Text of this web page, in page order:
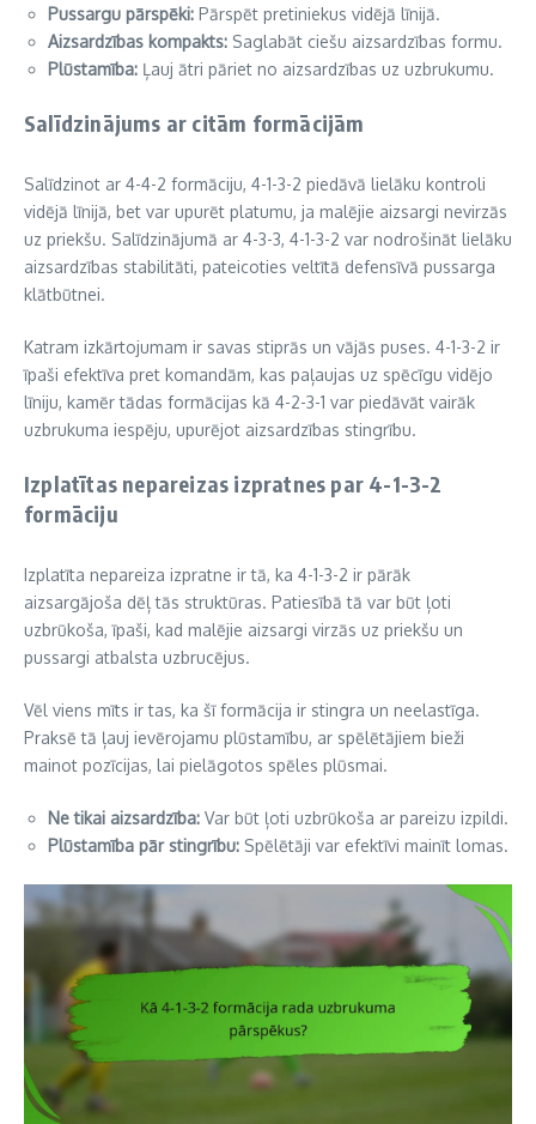
Pussargu pārspēki: Pārspēt pretiniekus vidējā līnijā.
Aizsardzības kompakts: Saglabāt ciešu aizsardzības formu.
Plūstamība: Ļauj ātri pāriet no aizsardzības uz uzbrukumu.
Salīdzinājums ar citām formācijām
Salīdzinot ar 4-4-2 formāciju, 4-1-3-2 piedāvā lielāku kontroli
vidējā līnijā, bet var upurēt platumu, ja malējie aizsargi nevirzās
uz priekšu. Salīdzinājumā ar 4-3-3, 4-1-3-2 var nodrošināt lielāku
aizsardzības stabilitāti, pateicoties veltītā defensīvā pussarga
klātbūtnei.
Katram izkārtojumam ir savas stiprās un vājās puses. 4-1-3-2 ir
īpaši efektīva pret komandām, kas paļaujas uz spēcīgu vidējo
līniju, kamēr tādas formācijas kā 4-2-3-1 var piedāvāt vairāk
uzbrukuma iespēju, upurējot aizsardzības stingrību.
Izplatītas nepareizas izpratnes par 4-1-3-2
formāciju
Izplatīta nepareiza izpratne ir tā, ka 4-1-3-2 ir pārāk
aizsargājoša dēļ tās struktūras. Patiesībā tā var būt ļoti
uzbrūkoša, īpaši, kad malējie aizsargi virzās uz priekšu un
pussargi atbalsta uzbrucējus.
Vēl viens mīts ir tas, ka šī formācija ir stingra un neelastīga.
Praksē tā ļauj ievērojamu plūstamību, ar spēlētājiem bieži
mainot pozīcijas, lai pielāgotos spēles plūsmai.
Ne tikai aizsardzība: Var būt ļoti uzbrūkoša ar pareizu izpildi.
Plūstamība pār stingrību: Spēlētāji var efektīvi mainīt lomas.